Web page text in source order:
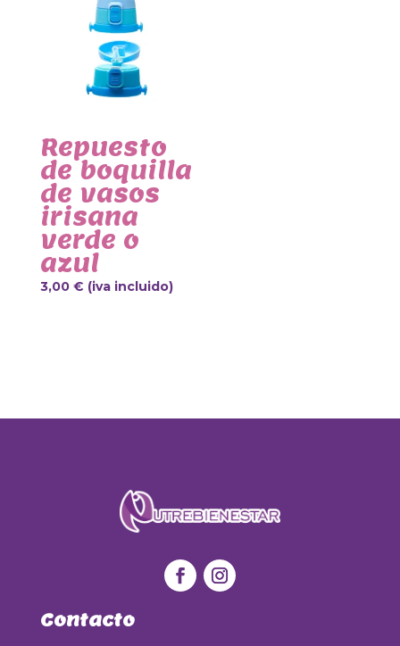
Repuesto
de boquilla
de vasos
irisana
verde o
azul
3,00 € (iva incluido)
Contacto